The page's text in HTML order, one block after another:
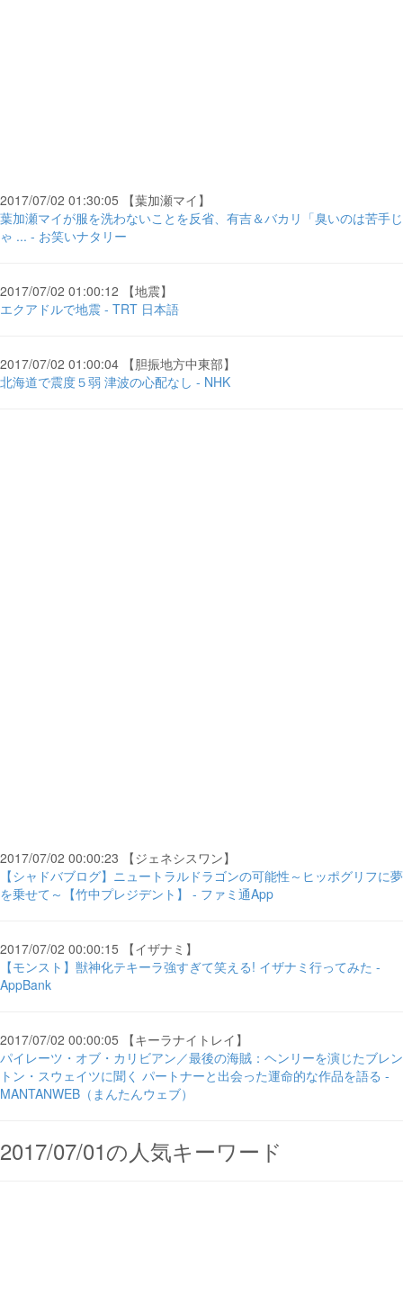
2017/07/02 01:30:05 【葉加瀬マイ】
葉加瀬マイが服を洗わないことを反省、有吉＆バカリ「臭いのは苦手じ
ゃ ... - お笑いナタリー
2017/07/02 01:00:12 【地震】
エクアドルで地震 - TRT 日本語
2017/07/02 01:00:04 【胆振地方中東部】
北海道で震度５弱 津波の心配なし - NHK
2017/07/02 00:00:23 【ジェネシスワン】
【シャドバブログ】ニュートラルドラゴンの可能性～ヒッポグリフに夢
を乗せて～【竹中プレジデント】 - ファミ通App
2017/07/02 00:00:15 【イザナミ】
【モンスト】獣神化テキーラ強すぎて笑える! イザナミ行ってみた -
AppBank
2017/07/02 00:00:05 【キーラナイトレイ】
パイレーツ・オブ・カリビアン／最後の海賊：ヘンリーを演じたブレン
トン・スウェイツに聞く パートナーと出会った運命的な作品を語る -
MANTANWEB（まんたんウェブ）
2017/07/01の人気キーワード